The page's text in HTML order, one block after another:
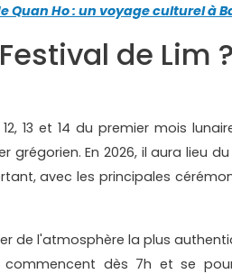
Quan Ho : un voyage culturel à
de Lim ?
13 et 14 du premier mois
En 2026, il aura lieu
avec les principales
de l'atmosphère la plus
dès 7h et se